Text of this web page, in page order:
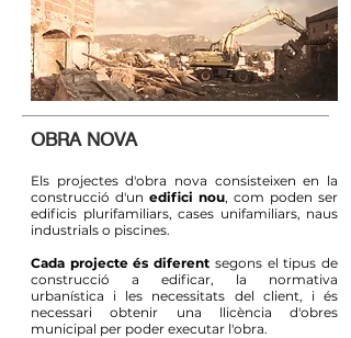
OBRA NOVA
Els projectes d'obra nova consisteixen en la
construcció d'un edifici nou, com poden ser
edificis plurifamiliars, cases unifamiliars, naus
industrials o piscines.
Cada projecte és diferent segons el tipus de
construcció a edificar, la normativa
urbanística i les necessitats del client, i és
necessari obtenir una llicència d'obres
municipal per poder executar l'obra.